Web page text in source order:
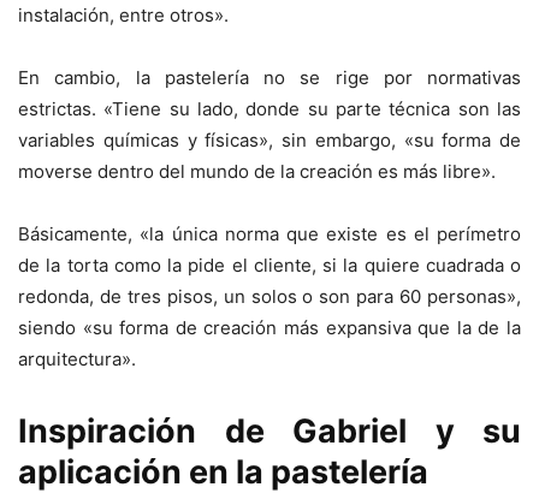
instalación, entre otros».
En cambio, la pastelería no se rige por normativas
estrictas. «Tiene su lado, donde su parte técnica son las
variables químicas y físicas», sin embargo, «su forma de
moverse dentro del mundo de la creación es más libre».
Básicamente, «la única norma que existe es el perímetro
de la torta como la pide el cliente, si la quiere cuadrada o
redonda, de tres pisos, un solos o son para 60 personas»,
siendo «su forma de creación más expansiva que la de la
arquitectura».
Inspiración de Gabriel y su
aplicación en la pastelería